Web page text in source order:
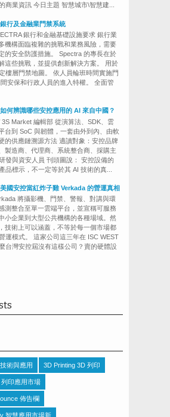
商業資訊 今日主題 智慧城市\智慧建...
行及金融業門禁系統
銀行和金融基礎設施要求 銀行業
機構面臨複雜的挑戰和業務風險，需要
的安全防護措施。 Spectra 的專長在於
這些挑戰，並提供創新解決方案。 用於
樓層門禁地圖。 依人員輪班時間實施門
安保和行政人員的進入特權。 全面管
何辨識哪些安控應用的 AI 來自中國？
3S Market 編輯部 從演算法、SDK、雲
台到 SoC 與韌體，一套由外到內、由軟
的供應鏈溯源方法 適讀對象：安控品牌
製造商、代理商、系統整合商、採購主
發與資安人員 刊頭圖說： 安控設備的
品標示，不一定等於其 AI 技術的真...
國安控當紅炸子雞 Verkada 的營運真相
將攝影機、門禁、警報、對講與環
測整合至單一雲端平台，並宣稱可服務
小企業到大型公共機構的各種場域。然
技術上可以涵蓋，不等於每一個市場都
運模式。 這家公司這三年在 ISC WEST
台灣安控屆沒有這樣公司？賣的硬體設
術與應用 3D Printing 3D 列印
印應用市場
佈告欄
智慧應用市場新